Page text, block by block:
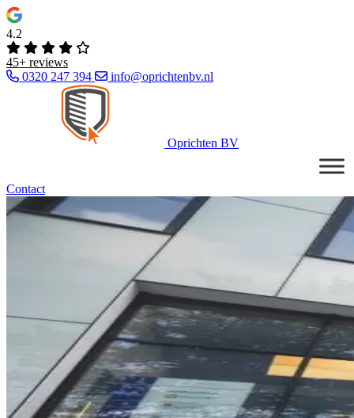
4.2
45+ reviews
0320 247 394
info@oprichtenbv.nl
Oprichten BV
Contact